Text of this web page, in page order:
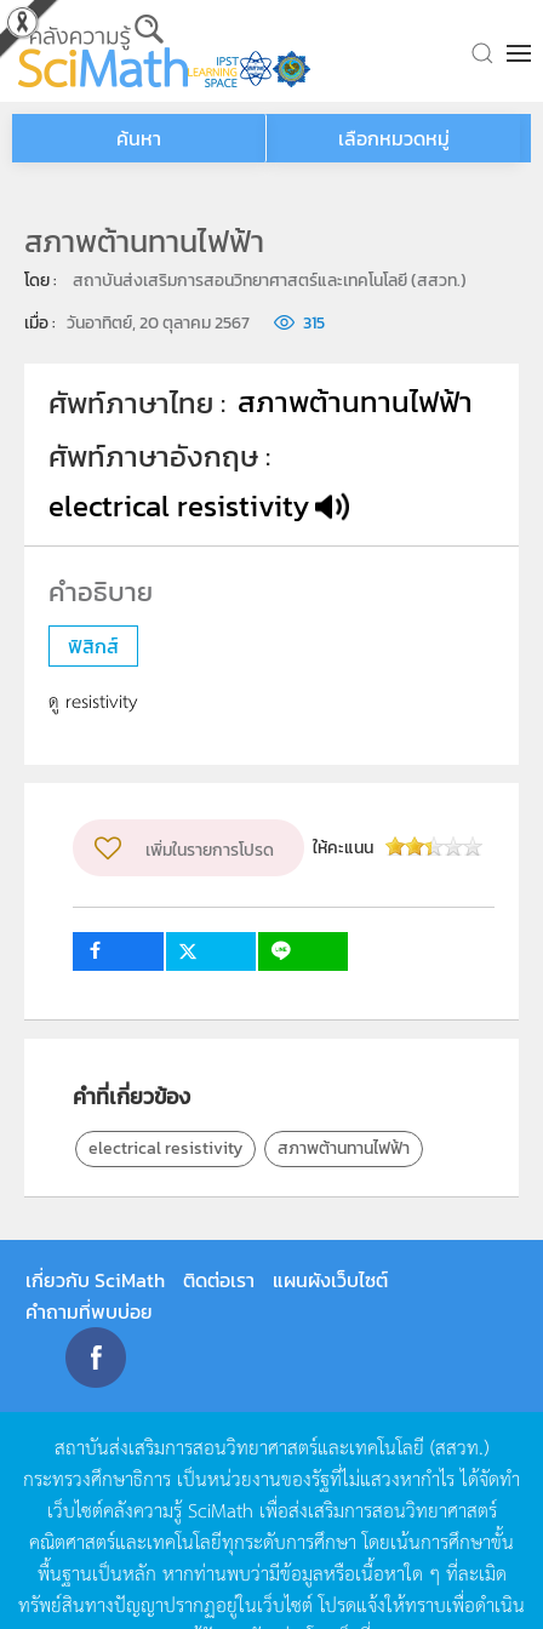
Skip to main content
ค้นหา เลือกหมวดหมู่
สภาพต้านทานไฟฟ้า
โดย :
สถาบันส่งเสริมการสอนวิทยาศาสตร์และเทคโนโลยี (สสวท.)
เมื่อ : วันอาทิตย์, 20 ตุลาคม 2567 315
ศัพท์ภาษาไทย
สภาพต้านทานไฟฟ้า
ศัพท์ภาษาอังกฤษ
electrical resistivity
ฟิสิกส์
ดู resistivity
เพิ่มในรายการโปรด ให้คะแนน
คำที่เกี่ยวข้อง
electrical resistivity สภาพต้านทานไฟฟ้า
เกี่ยวกับ SciMath ติดต่อเรา
แผนผังเว็บไซต์
คำถามที่พบบ่อย
สถาบันส่งเสริมการสอนวิทยาศาสตร์และเทคโนโลยี (สสวท.)
กระทรวงศึกษาธิการ เป็นหน่วยงานของรัฐที่ไม่แสวงหากำไรได้จัดทำ
เว็บไซต์คลังความรู้SciMath เพื่อส่งเสริมการสอนวิทยาศาสตร์
คณิตศาสตร์และเทคโนโลยีทุกระดับการศึกษา โดยเน้นการศึกษาขั้น
พื้นฐานเป็นหลัก หากท่านพบว่ามีข้อมูลหรือเนื้อหาใด ๆ ที่ละเมิด
ทรัพย์สินทางปัญญาปรากฏอยู่ในเว็บไซต์โปรดแจ้งให้ทราบเพื่อดำเนิน